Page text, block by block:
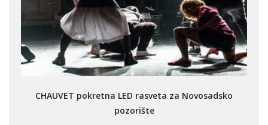
CHAUVET pokretna LED rasveta za Novosadsko
pozorište